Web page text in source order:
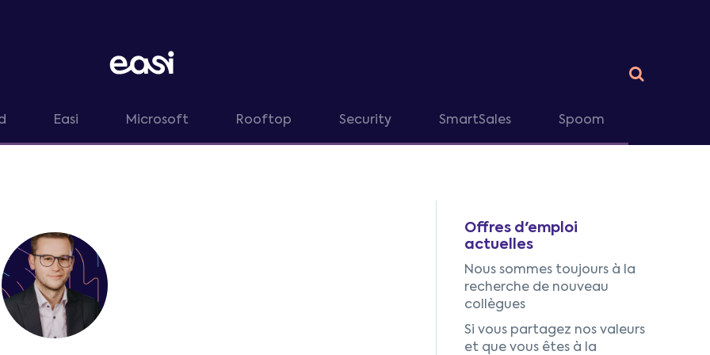
Easi Microsoft Rooftop Security SmartSales Spoom
Offres d'emploi
actuelles
Nous sommes toujours à la
recherche de nouveau
collègues
Si vous partagez nos valeurs
et que vous êtes à la